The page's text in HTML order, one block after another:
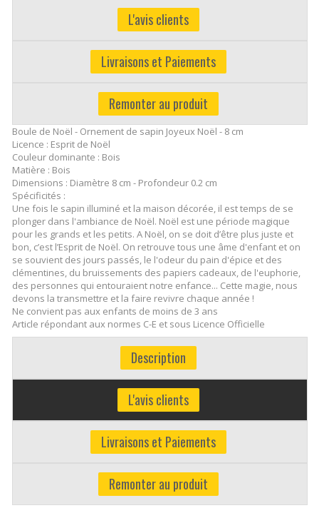
L'avis clients
Livraisons et Paiements
Remonter au produit
Boule de Noël - Ornement de sapin Joyeux Noël - 8 cm
Licence : Esprit de Noël
Couleur dominante : Bois
Matière : Bois
Dimensions : Diamètre 8 cm - Profondeur 0.2 cm
Spécificités :
Une fois le sapin illuminé et la maison décorée, il est temps de se
plonger dans l'ambiance de Noël. Noël est une période magique
pour les grands et les petits. A Noël, on se doit d’être plus juste et
bon, c’est l’Esprit de Noël. On retrouve tous une âme d'enfant et on
se souvient des jours passés, le l'odeur du pain d'épice et des
clémentines, du bruissements des papiers cadeaux, de l'euphorie,
des personnes qui entouraient notre enfance... Cette magie, nous
devons la transmettre et la faire revivre chaque année !
Ne convient pas aux enfants de moins de 3 ans
Article répondant aux normes C-E et sous Licence Officielle
Description
L'avis clients
Livraisons et Paiements
Remonter au produit